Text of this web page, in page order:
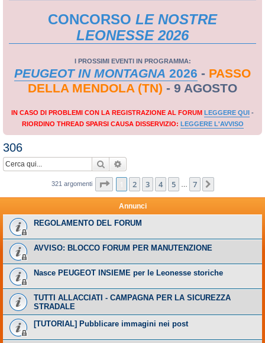
CONCORSO LE NOSTRE
LEONESSE 2026
I PROSSIMI EVENTI IN PROGRAMMA:
PEUGEOT IN MONTAGNA 2026 - PASSO
DELLA MENDOLA (TN) - 9 AGOSTO
IN CASO DI PROBLEMI CON LA REGISTRAZIONE AL FORUM LEGGERE QUI -
RIORDINO THREAD SPARSI CAUSA DISSERVIZIO: LEGGERE L'AVVISO
306
Cerca
321 argomenti Pagina di
2 3 4 5 7
Annunci
REGOLAMENTO DEL FORUM
AVVISO: BLOCCO FORUM PER MANUTENZIONE
Nasce PEUGEOT INSIEME per le Leonesse storiche
TUTTI ALLACCIATI - CAMPAGNA PER LA SICUREZZA
STRADALE
[TUTORIAL] Pubblicare immagini nei post